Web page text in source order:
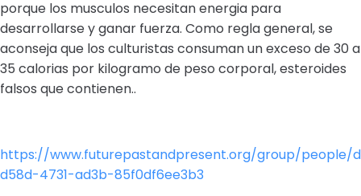
porque los musculos necesitan energia para
desarrollarse y ganar fuerza. Como regla general, se
aconseja que los culturistas consuman un exceso de 30 a
35 calorias por kilogramo de peso corporal, esteroides
falsos que contienen..
https://www.futurepastandpresent.org/group/people/
d58d-4731-ad3b-85f0df6ee3b3